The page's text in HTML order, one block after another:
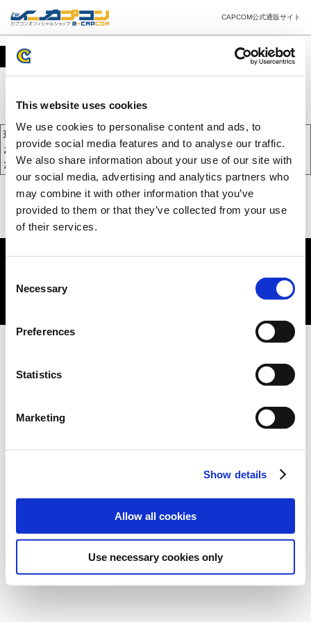
This website uses cookies
We use cookies to personalise content and ads, to
provide social media features and to analyse our traffic.
We also share information about your use of our site with
our social media, advertising and analytics partners who
may combine it with other information that you’ve
provided to them or that they’ve collected from your use
of their services.
Selection
Necessary
Preferences
Statistics
Marketing
Show details
Allow all cookies
Use necessary cookies only
CAPCOM公式通販サイト
カート
現在、カートには商品が入っておりません。
お買い物を続けるには下の 「お買い物を続ける」 をクリックしてく
ださい。